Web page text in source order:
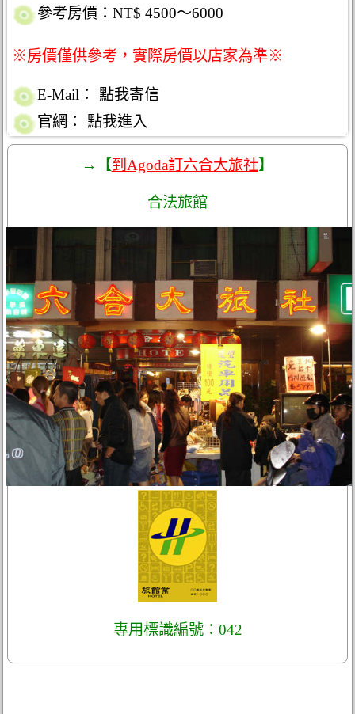
參考房價：NT$ 4500～6000
※房價僅供參考，實際房價以店家為準※
E-Mail：
點我寄信
官網：
點我進入
→【到Agoda訂六合大旅社】
合法旅館
專用標識編號：042